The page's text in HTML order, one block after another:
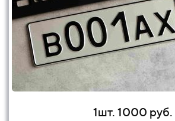
1шт. 1000 руб.